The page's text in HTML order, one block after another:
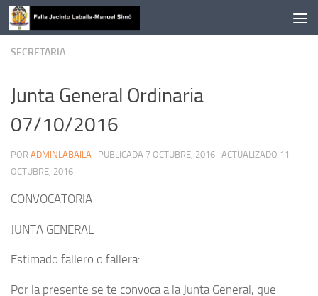
Saltar al contenido
SECRETARIA
Junta General Ordinaria
07/10/2016
POR ADMINLABAILA · PUBLICADA 7 OCTUBRE, 2016 · ACTUALIZADO 11
OCTUBRE, 2016
CONVOCATORIA
JUNTA GENERAL
Estimado fallero o fallera:
Por la presente se te convoca a la Junta General, que